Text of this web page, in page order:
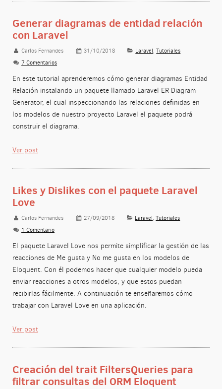
Generar diagramas de entidad relación
con Laravel
Carlos Fernandes 31/10/2018 Laravel,Tutoriales
7 Comentarios
En este tutorial aprenderemos cómo generar diagramas Entidad
Relación instalando un paquete llamado Laravel ER Diagram
Generator, el cual inspeccionando las relaciones definidas en
los modelos de nuestro proyecto Laravel el paquete podrá
construir el diagrama.
Ver post
Likes y Dislikes con el paquete Laravel
Love
Carlos Fernandes 27/09/2018 Laravel,Tutoriales
1 Comentario
El paquete Laravel Love nos permite simplificar la gestión de las
reacciones de Me gusta y No me gusta en los modelos de
Eloquent. Con él podemos hacer que cualquier modelo pueda
enviar reacciones a otros modelos, y que estos puedan
recibirlas fácilmente. A continuación te enseñaremos cómo
trabajar con Laravel Love en una aplicación.
Ver post
Creación del trait FiltersQueries para
filtrar consultas del ORM Eloquent